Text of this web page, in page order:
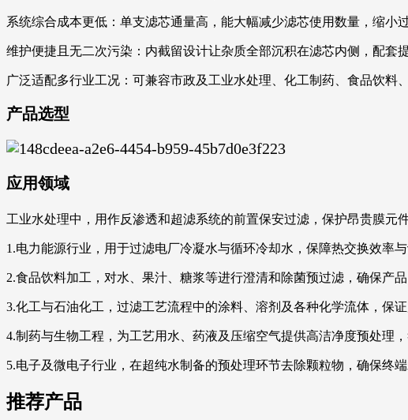
系统综合成本更低：单支滤芯通量高，能大幅减少滤芯使用数量，缩小
维护便捷且无二次污染：内截留设计让杂质全部沉积在滤芯内侧，配套
广泛适配多行业工况：可兼容市政及工业水处理、化工制药、食品饮料
产品选型
应用领域
工业水处理中，用作反渗透和超滤系统的前置保安过滤，保护昂贵膜元件
1.电力能源行业，用于过滤电厂冷凝水与循环冷却水，保障热交换效率与
2.食品饮料加工，对水、果汁、糖浆等进行澄清和除菌预过滤，确保产品
3.化工与石油化工，过滤工艺流程中的涂料、溶剂及各种化学流体，保证
4.制药与生物工程，为工艺用水、药液及压缩空气提供高洁净度预处理，
5.电子及微电子行业，在超纯水制备的预处理环节去除颗粒物，确保终端
推荐产品